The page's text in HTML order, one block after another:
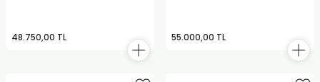
48.750,00 TL 55.000,00 TL